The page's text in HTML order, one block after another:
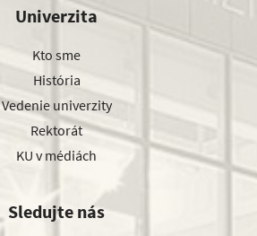
Univerzita
Kto sme
História
Vedenie univerzity
Rektorát
KU v médiách
Sledujte nás